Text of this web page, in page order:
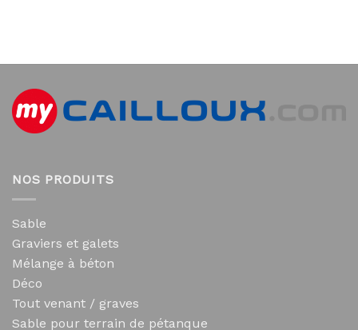
NOS PRODUITS
Sable
Graviers et galets
Mélange à béton
Déco
Tout venant / graves
Sable pour terrain de pétanque